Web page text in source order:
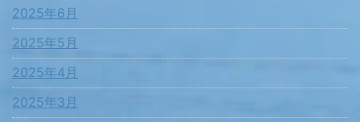
2025年6月
2025年5月
2025年4月
2025年3月